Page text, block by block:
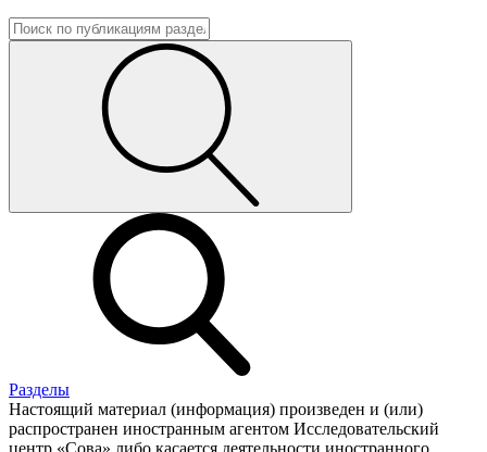
Разделы
Настоящий материал (информация) произведен и (или)
распространен иностранным агентом Исследовательский
центр «Сова» либо касается деятельности иностранного